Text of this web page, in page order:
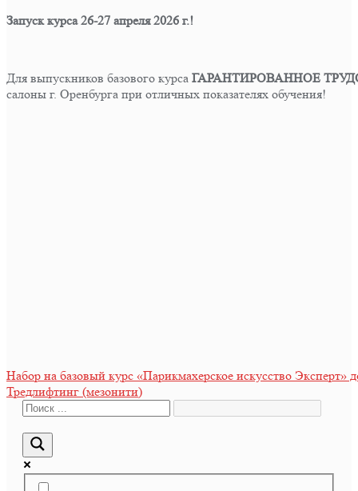
Запуск курса 26-27 апреля 2026 г.!
Для выпускников базового курса ГАРАНТИРОВАННОЕ
салоны г. Оренбурга при отличных показателях обучения!
Навигация
по
записям
Набор на базовый курс «Парикмахерское искусство Эксперт»
Тредлифтинг (мезонити)